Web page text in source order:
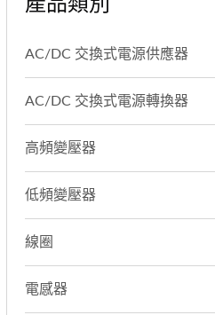
AC/DC 交換式電源供應器
AC/DC 交換式電源轉換器
高頻變壓器
低頻變壓器
線圈
電感器